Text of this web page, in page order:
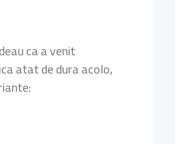
ca a venit
atat de dura acolo,